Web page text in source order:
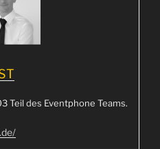
Teil des Event­phone Teams.